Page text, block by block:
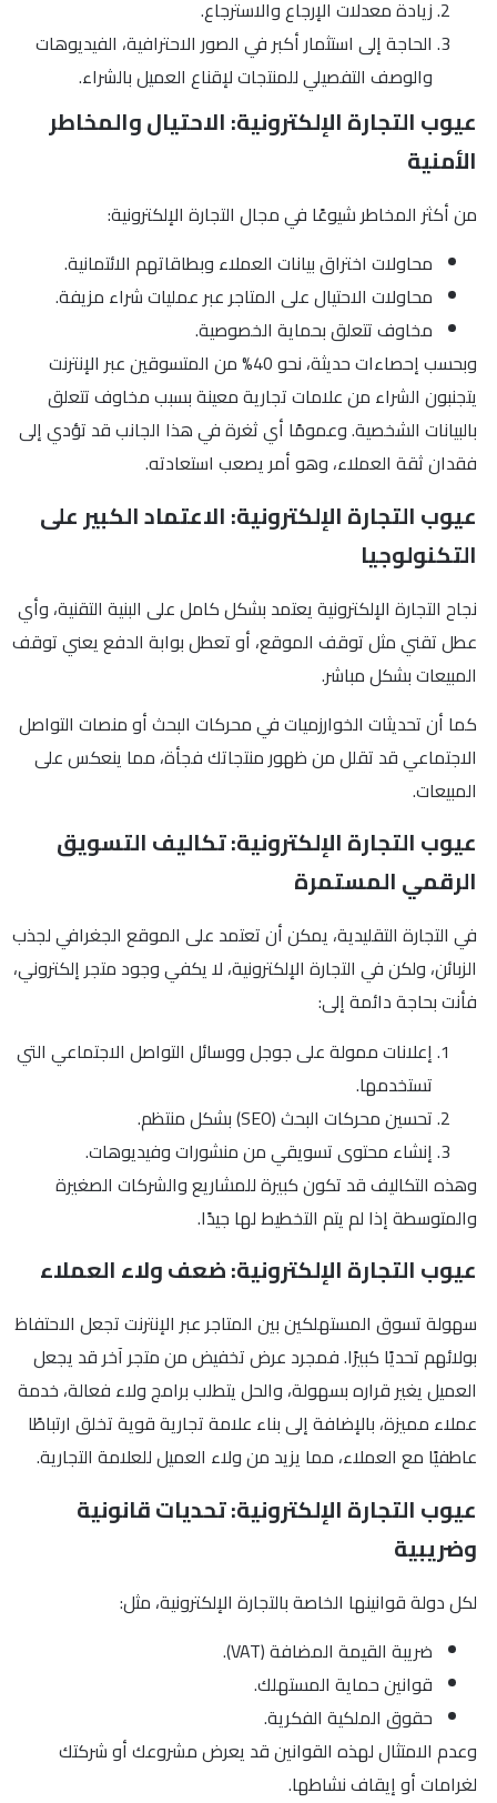
زيادة معدلات الإرجاع والاسترجاع.
الحاجة إلى استثمار أكبر في الصور الاحترافية، الفيديوهات
والوصف التفصيلي للمنتجات لإقناع العميل بالشراء.
عيوب التجارة الإلكترونية: الاحتيال والمخاطر
الأمنية
من أكثر المخاطر شيوعًا في مجال التجارة الإلكترونية:
محاولات اختراق بيانات العملاء وبطاقاتهم الائتمانية.
محاولات الاحتيال على المتاجر عبر عمليات شراء مزيفة.
مخاوف تتعلق بحماية الخصوصية.
وبحسب إحصاءات حديثة، نحو 40% من المتسوقين عبر الإنترنت
يتجنبون الشراء من علامات تجارية معينة بسبب مخاوف تتعلق
بالبيانات الشخصية. وعمومًا أي ثغرة في هذا الجانب قد تؤدي إلى
فقدان ثقة العملاء، وهو أمر يصعب استعادته.
عيوب التجارة الإلكترونية: الاعتماد الكبير على
التكنولوجيا
نجاح التجارة الإلكترونية يعتمد بشكل كامل على البنية التقنية، وأي
عطل تقني مثل توقف الموقع، أو تعطل بوابة الدفع يعني توقف
المبيعات بشكل مباشر.
كما أن تحديثات الخوارزميات في محركات البحث أو منصات التواصل
الاجتماعي قد تقلل من ظهور منتجاتك فجأة، مما ينعكس على
المبيعات.
عيوب التجارة الإلكترونية: تكاليف التسويق
الرقمي المستمرة
في التجارة التقليدية، يمكن أن تعتمد على الموقع الجغرافي لجذب
الزبائن، ولكن في التجارة الإلكترونية، لا يكفي وجود متجر إلكتروني،
فأنت بحاجة دائمة إلى:
إعلانات ممولة على جوجل ووسائل التواصل الاجتماعي التي
تستخدمها.
تحسين محركات البحث (SEO) بشكل منتظم.
إنشاء محتوى تسويقي من منشورات وفيديوهات.
وهذه التكاليف قد تكون كبيرة للمشاريع والشركات الصغيرة
والمتوسطة إذا لم يتم التخطيط لها جيدًا.
عيوب التجارة الإلكترونية: ضعف ولاء العملاء
سهولة تسوق المستهلكين بين المتاجر عبر الإنترنت تجعل الاحتفاظ
بولائهم تحديًا كبيرًا. فمجرد عرض تخفيض من متجر آخر قد يجعل
العميل يغير قراره بسهولة، والحل يتطلب برامج ولاء فعالة، خدمة
عملاء مميزة، بالإضافة إلى بناء علامة تجارية قوية تخلق ارتباطًا
عاطفيًا مع العملاء، مما يزيد من ولاء العميل للعلامة التجارية.
عيوب التجارة الإلكترونية: تحديات قانونية
وضريبية
لكل دولة قوانينها الخاصة بالتجارة الإلكترونية، مثل:
ضريبة القيمة المضافة (VAT).
قوانين حماية المستهلك.
حقوق الملكية الفكرية.
وعدم الامتثال لهذه القوانين قد يعرض مشروعك أو شركتك
لغرامات أو إيقاف نشاطها.